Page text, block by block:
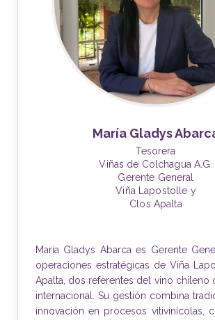
María Gladys
Tesorera
Viñas de Colchagua A.G.
Gerente General
Viña Lapostolle y
Clos Apalta
María Gladys Abarca es Gerente
operaciones estratégicas de Viña
Apalta, dos referentes del vino chileno
internacional. Su gestión combina
innovación en procesos vitivinícolas,